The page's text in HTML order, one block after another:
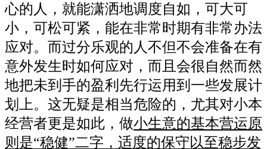
心的人，就能潇洒地调度自如，可大可
小，可松可紧，能在非常时期有非常办法
应对。而过分乐观的人不但不会准备在有
意外发生时如何应对，而且会很自然而然
地把未到手的盈利先行运用到一些发展计
划上。这无疑是相当危险的，尤其对小本
经营者更是如此，做小生意的基本营运原
则是“稳健”二字，适度的保守以至稳步发